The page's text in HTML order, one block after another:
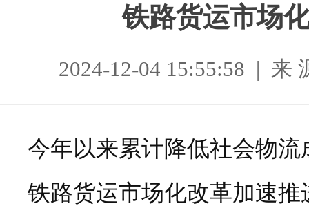
铁路货运市场
2024-12-04 15:55:58 | 来
今年以来累计降低社会物流
铁路货运市场化改革加速推